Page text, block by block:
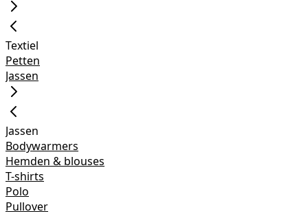
Textiel
Petten
Jassen
Jassen
Bodywarmers
Hemden & blouses
T-shirts
Polo
Pullover